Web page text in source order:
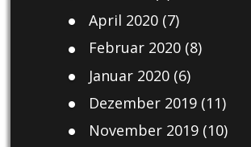
April 2020(7)
Februar 2020(8)
Januar 2020(6)
Dezember 2019(11)
November 2019(10)